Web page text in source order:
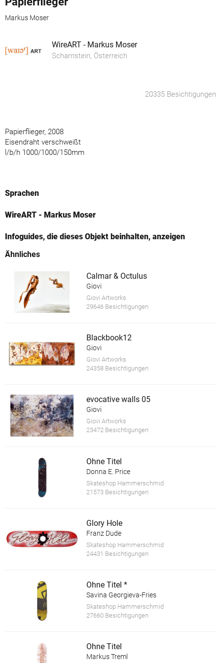
Markus Moser
WireART - Markus Moser
Scharnstein, Österreich
20335 Besichtigungen
Papierflieger, 2008
Eisendraht verschweißt
l/b/h 1000/1000/150mm
Sprachen
WireART - Markus Moser
Infoguides, die dieses Objekt beinhalten, anzeigen
Ähnliches
Calmar & Octulus
Giovi
Giovi Artworks
29646 Besichtigungen
Blackbook12
Giovi
Giovi Artworks
24358 Besichtigungen
evocative walls 05
Giovi
Giovi Artworks
23472 Besichtigungen
Ohne Titel
Donna E. Price
Skateshop Hammerschmid
21573 Besichtigungen
Glory Hole
Franz Dude
Skateshop Hammerschmid
24431 Besichtigungen
Ohne Titel *
Savina Georgieva-Fries
Skateshop Hammerschmid
27660 Besichtigungen
Ohne Titel
Markus Treml